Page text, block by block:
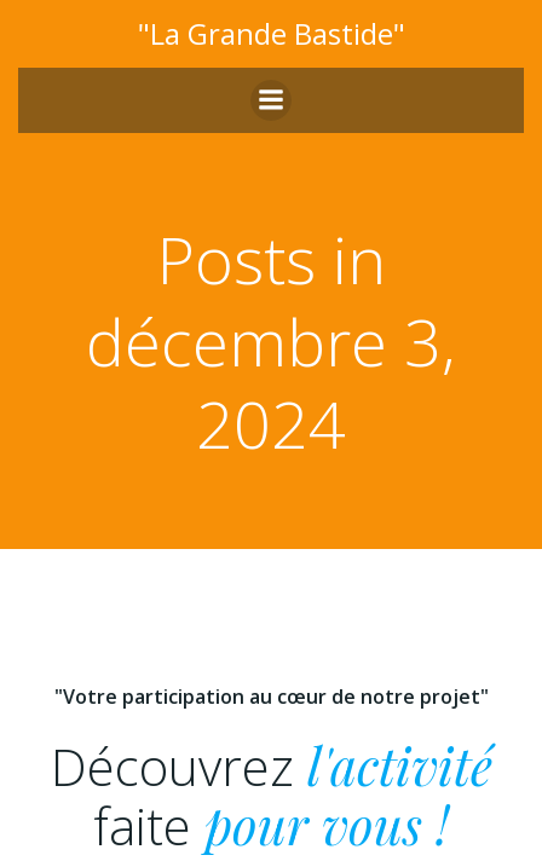
au
contenu
"La Grande Bastide"
Posts in
décembre 3,
2024
"Votre participation au cœur de notre projet"
Découvrez l'activité
faite pour vous !